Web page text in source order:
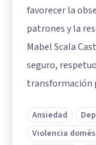
favorecer la
patrones y la
Mabel Scala
seguro,
transformación
Ansiedad
Violencia